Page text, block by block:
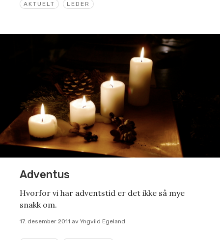
AKTUELT LEDER
Adventus
Hvorfor vi har adventstid er det ikke så mye
snakk om.
17. desember 2011 av Yngvild Egeland